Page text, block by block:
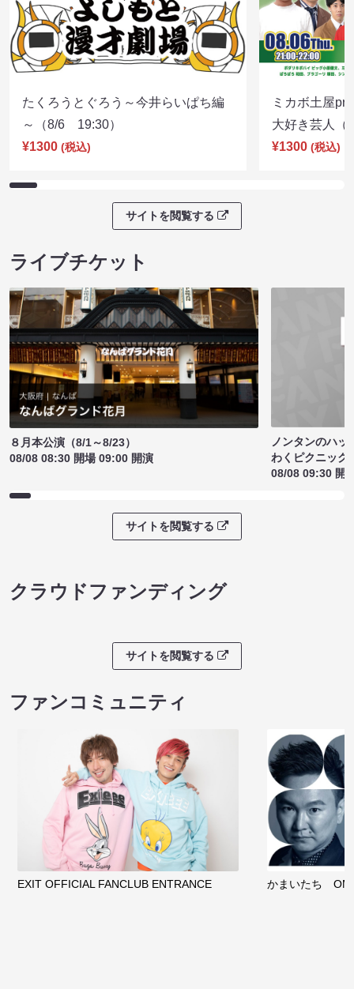
たくろうとぐろう～今井らいぱち編
～（8/6 19:30）
¥1300 (税込)
ミカボ土屋
大好き芸人
¥1300 (税込)
サイトを閲覧する
ライブチケット
８月本公演（8/1～8/23）
08/08 08:30 開場 09:00 開演
ノンタンのハッ
わくピクニック
08/08 09:30 開
サイトを閲覧する
クラウドファンディング
サイトを閲覧する
ファンコミュニティ
EXIT OFFICIAL FANCLUB ENTRANCE かまいたち